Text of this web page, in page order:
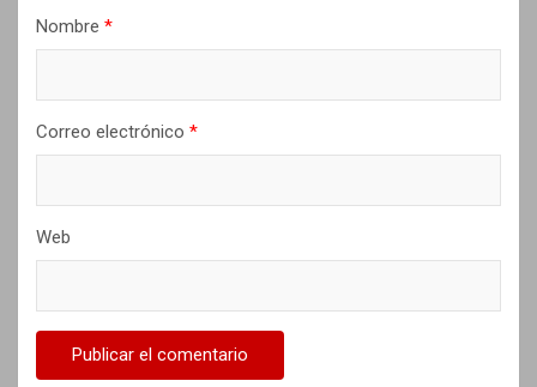
Nombre *
Correo electrónico *
Web